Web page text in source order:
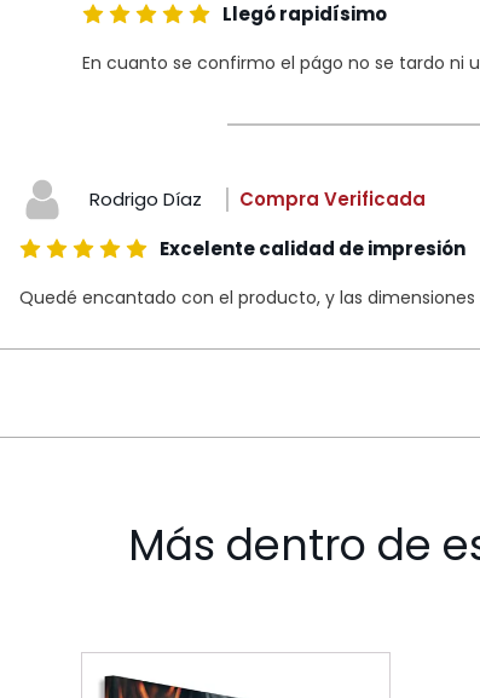
Llegó rapidísimo
En cuanto se confirmo el págo no se tardo ni
Rodrigo Díaz
Compra Verificada
Excelente calidad de impresión
Quedé encantado con el producto, y las
Más dentro de